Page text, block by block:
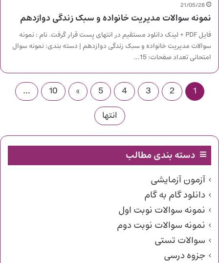
21/05/28
نمونه سوالات مدیریت خانواده و سبک زندگی دوازدهم
فایل PDF + لینک دانلود مستقیم در انتهای پست قرار گرفت. نام : نمونه
سوالات مدیریت خانواده و سبک زندگی دوازدهم | دسته بندی: نمونه سوال
امتحانی تعداد صفحات: 15…
1
2
3
4
5
»
10
...
انتها
دسته بندی مطالب
آزمون آزمایشی
دانلود گام به گام
نمونه سوالات نوبت اول
نمونه سوالات نوبت دوم
سوالات تستی
جزوه درسی